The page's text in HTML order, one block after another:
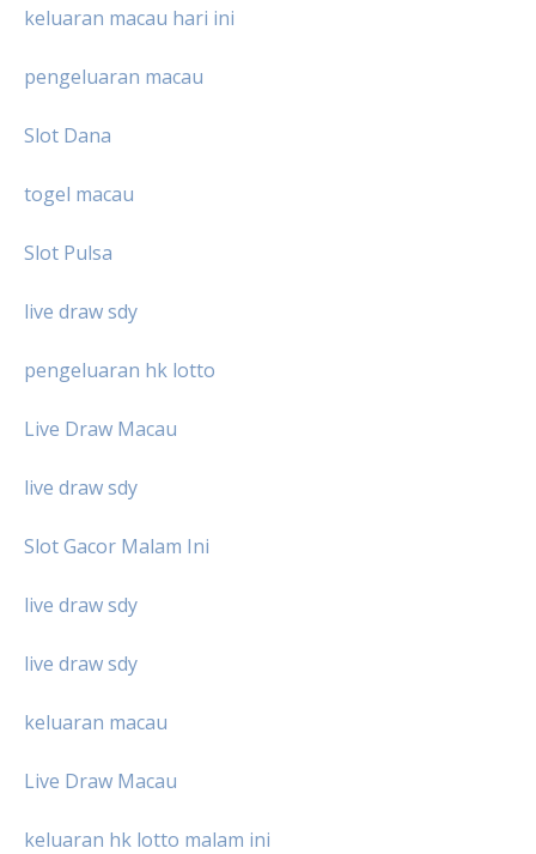
keluaran macau hari ini
pengeluaran macau
Slot Dana
togel macau
Slot Pulsa
live draw sdy
pengeluaran hk lotto
Live Draw Macau
live draw sdy
Slot Gacor Malam Ini
live draw sdy
live draw sdy
keluaran macau
Live Draw Macau
keluaran hk lotto malam ini